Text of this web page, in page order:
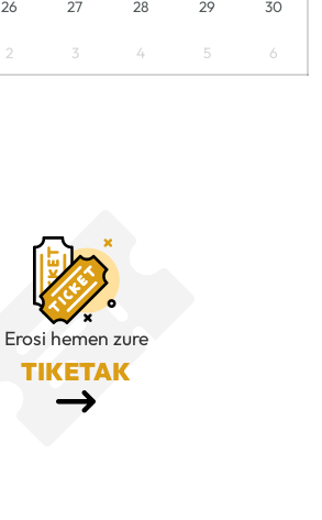
26 27 28 29 30
2 3 4 5 6
Erosi hemen zure
TIKETAK